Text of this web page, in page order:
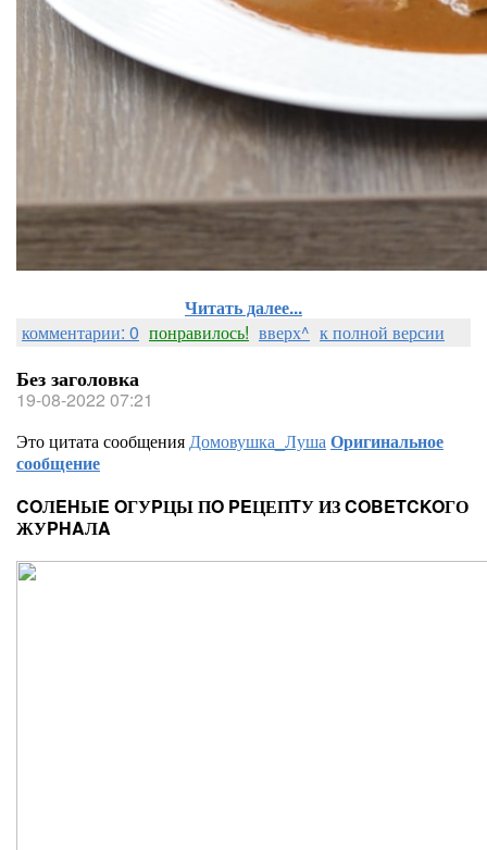
Читать далее...
комментарии: 0 понравилось! вверх^ к полной версии
Без заголовка
19-08-2022 07:21
Это цитата сообщенияДомовушка_ЛушаОригинальное
сообщение
COЛEHЫE OГУPЦЫ ПO PEЦЕПTУ ИЗ COBETCKOГО
ЖУPHAЛA